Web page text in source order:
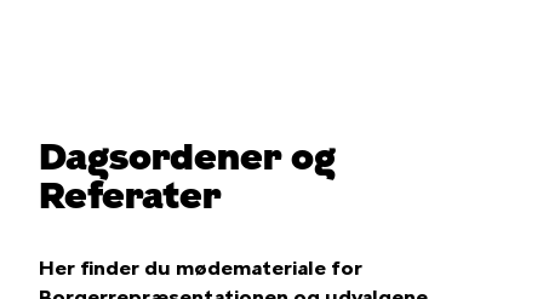
Du
er
her
Dagsordener og
Referater
Her finder du mødemateriale for